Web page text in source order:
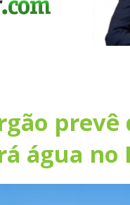
prevê
água no